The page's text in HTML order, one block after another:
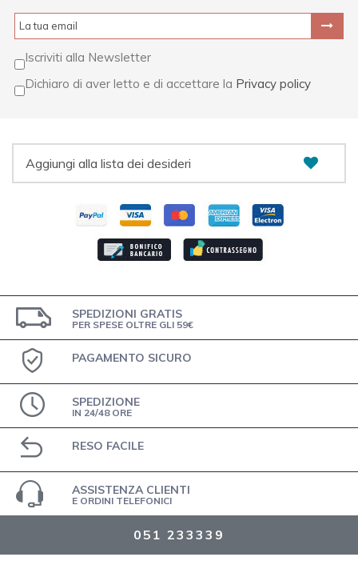
Iscriviti alla Newsletter
Dichiaro di aver letto e di accettare la Privacy policy
Aggiungi alla lista dei desideri
SPEDIZIONI GRATIS
PER SPESE OLTRE GLI 59€
PAGAMENTO SICURO
SPEDIZIONE
IN 24/48 ORE
RESO FACILE
ASSISTENZA CLIENTI
E ORDINI TELEFONICI
051 233339